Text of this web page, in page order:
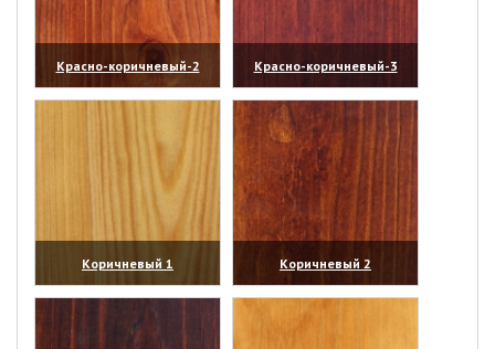
Красно-коричневый-2
(увеличить)
Красно-коричневый-3
(увеличить)
Коричневый 1
(увеличить)
Коричневый 2
(увеличить)